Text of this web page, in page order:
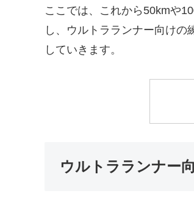
ここでは、これから50kmや
し、ウルトラランナー向け
していきます。
ウルトラランナー